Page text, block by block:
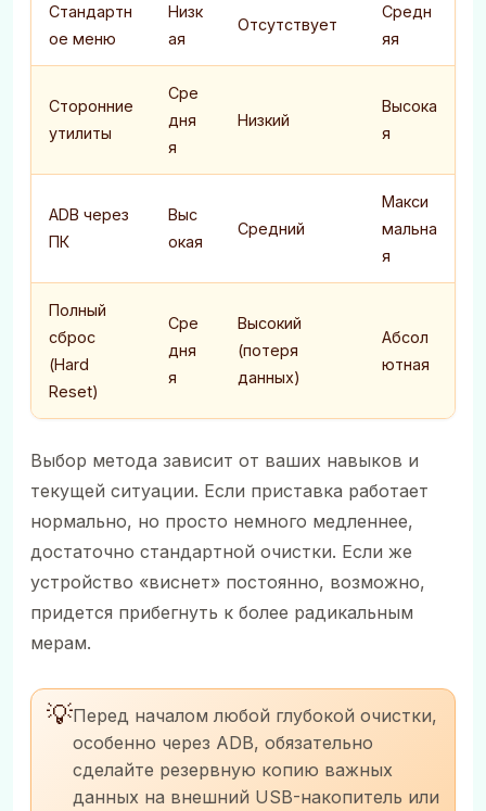
Стандартн
ое меню
Низк
ая
Отсутствует
Средн
яя
Сторонние
утилиты
Сре
дня
я
Низкий
Высока
я
ADB через
ПК
Выс
окая
Средний
Макси
мальна
я
Полный
сброс
(Hard
Reset)
Сре
дня
я
Высокий
(потеря
данных)
Абсол
ютная
Выбор метода зависит от ваших навыков и
текущей ситуации. Если приставка работает
нормально, но просто немного медленнее,
достаточно стандартной очистки. Если же
устройство «виснет» постоянно, возможно,
придется прибегнуть к более радикальным
мерам.
💡Перед началом любой глубокой очистки,
особенно через ADB, обязательно
сделайте резервную копию важных
данных на внешний USB-накопитель или